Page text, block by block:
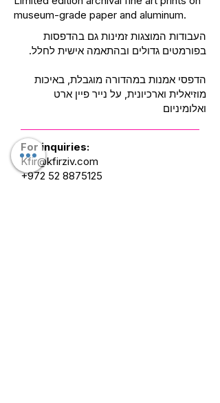
museum-grade paper and aluminum.
העבודות המוצגות זמינות גם בהדפסות
בפורמטים גדולים ובהתאמה אישית לחלל.
הדפסי אמנות במהדורה מוגבלת, באיכות
מוזיאלית וארכיונית, על נייר פיין ארט
ואלומיניום
For inquiries:
Kfir@kfirziv.com
+972 52 8875125